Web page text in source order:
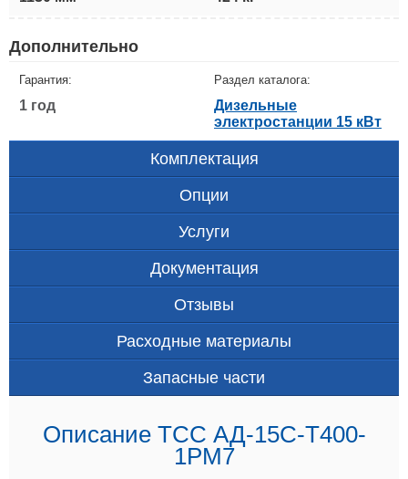
Дополнительно
Гарантия:
1 год
Раздел каталога:
Дизельные
электростанции 15 кВт
Комплектация
Опции
Услуги
Документация
Отзывы
Расходные материалы
Запасные части
Описание ТСС АД-15С-Т400-
1РМ7